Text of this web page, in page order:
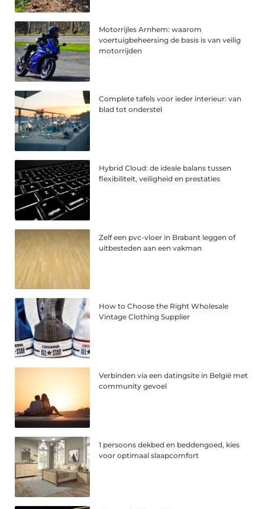
Motorrijles Arnhem: waarom
voertuigbeheersing de basis is van veilig
motorrijden
Complete tafels voor ieder interieur: van
blad tot onderstel
Hybrid Cloud: de ideale balans tussen
flexibiliteit, veiligheid en prestaties
Zelf een pvc-vloer in Brabant leggen of
uitbesteden aan een vakman
How to Choose the Right Wholesale
Vintage Clothing Supplier
Verbinden via een datingsite in België met
community gevoel
1 persoons dekbed en beddengoed, kies
voor optimaal slaapcomfort